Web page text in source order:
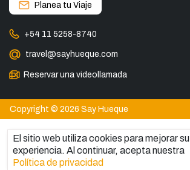
Planea tu Viaje
+54 11 5258-8740
travel@sayhueque.com
Reservar una videollamada
Copyright © 2026 Say Hueque
El sitio web utiliza cookies para mejorar su
experiencia. Al continuar, acepta nuestra
Política de privacidad